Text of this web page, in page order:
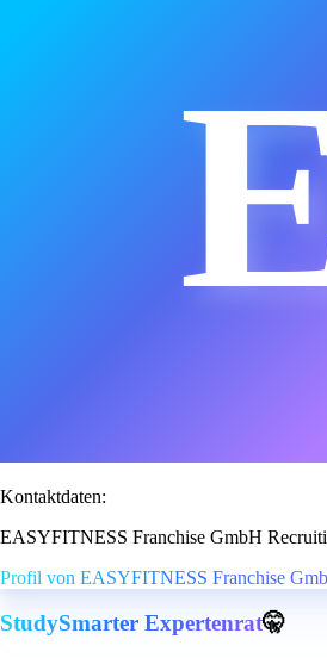
Kontaktdaten:
EASYFITNESS Franchise GmbH
Profil von EASYFITNESS Franchise
StudySmarter Expertenrat🤫